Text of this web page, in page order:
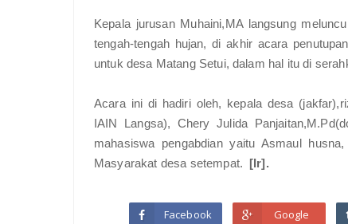
Kepala jurusan Muhaini,MA langsung
tengah-tengah hujan, di akhir acara
untuk desa Matang Setui, dalam hal itu di
Acara ini di hadiri oleh, kepala desa
IAIN Langsa), Chery Julida
mahasiswa pengabdian yaitu Asmaul
Masyarakat desa setempat. [Ir].
Facebook Google